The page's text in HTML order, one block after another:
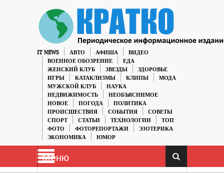
IT NEWS АВТО АФИША
ВИДЕО
ВОЕННОЕ ОБОЗРЕНИЕ
ЕДА
ЖЕНСКИЙ КЛУБ
ЗВЕЗДЫ
ЗДОРОВЬЕ
ИГРЫ
КАТАКЛИЗМЫ КЛИПЫ
МОДА
МУЖСКОЙ КЛУБ
НАУКА
НЕДВИЖИМОСТЬ
НЕОБЪЯСНИМОЕ
НОВОЕ
ПОГОДА
ПОЛИТИКА
ПРОИСШЕСТВИЯ
СОБЫТИЯ
СОВЕТЫ
СПОРТ
СТАТЬИ ТЕХНОЛОГИИ
ТОП
ФОТО
ФОТОРЕПОРТАЖИ
ЭЗОТЕРИКА
ЭКОНОМИКА
ЮМОР
Меню